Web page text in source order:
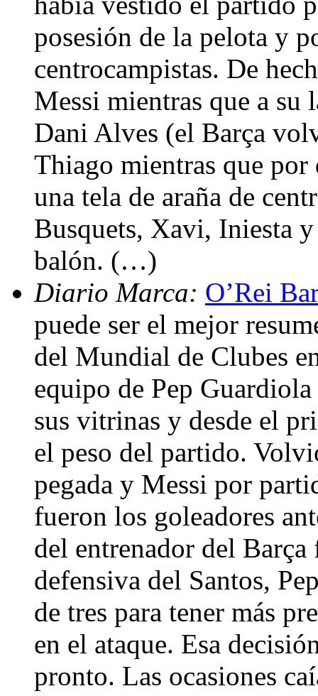
posesión de la pelota y
centrocampistas. De
Messi mientras que a su
Dani Alves (el Barça
Thiago mientras que por
una tela de araña de
Busquets, Xavi, Iniesta
balón. (…)
Diario Marca: O’Rei
puede ser el mejor
del Mundial de Clubes
equipo de Pep
sus vitrinas y desde el
el peso del partido.
pegada y Messi por
fueron los goleadores
del entrenador del
defensiva del Santos,
de tres para tener más
en el ataque. Esa
pronto. Las ocasiones